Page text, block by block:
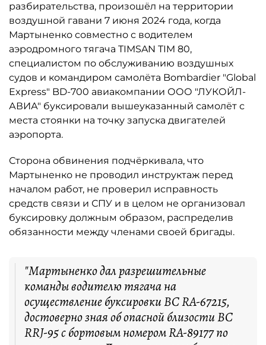
разбирательства, произошёл на территории
воздушной гавани 7 июня 2024 года, когда
Мартыненко совместно с водителем
аэродромного тягача TIMSAN TIM 80,
специалистом по обслуживанию воздушных
судов и командиром самолёта Bombardier "Global
Express" BD-700 авиакомпании ООО "ЛУКОЙЛ-
АВИА" буксировали вышеуказанный самолёт с
места стоянки на точку запуска двигателей
аэропорта.
Сторона обвинения подчёркивала, что
Мартыненко не проводил инструктаж перед
началом работ, не проверил исправность
средств связи и СПУ и в целом не организовал
буксировку должным образом, распределив
обязанности между членами своей бригады.
"Мартыненко дал разрешительные
команды водителю тягача на
осуществление буксировки ВС RA-67215,
достоверно зная об опасной близости ВС
RRJ-95 с бортовым номером RA-89177 по